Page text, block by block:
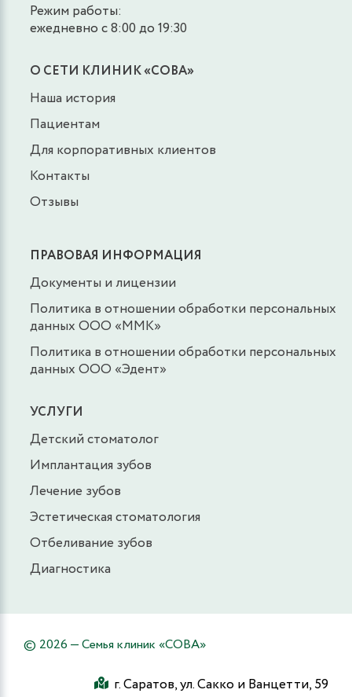
Режим работы:
ежедневно с 8:00 до 19:30
О СЕТИ КЛИНИК «СОВА»
Наша история
Пациентам
Для корпоративных клиентов
Контакты
Отзывы
ПРАВОВАЯ ИНФОРМАЦИЯ
Документы и лицензии
Политика в отношении обработки персональных
данных ООО «ММК»
Политика в отношении обработки персональных
данных ООО «Эдент»
УСЛУГИ
Детский стоматолог
Имплантация зубов
Лечение зубов
Эстетическая стоматология
Отбеливание зубов
Диагностика
© 2026 — Семья клиник «СОВА»
г. Саратов, ул. Сакко и Ванцетти, 59